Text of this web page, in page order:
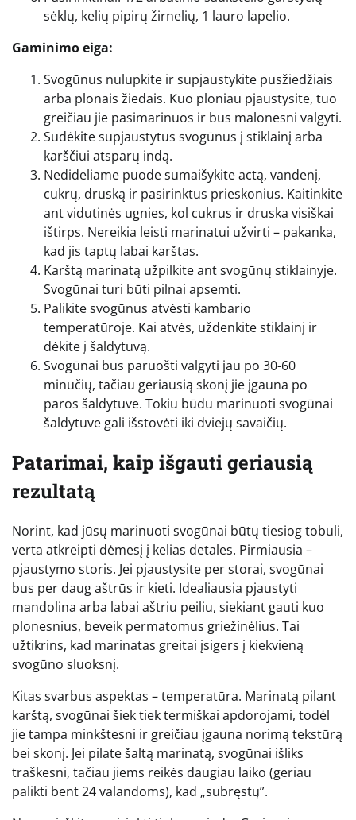
sėklų, kelių pipirų žirnelių, 1 lauro lapelio.
Gaminimo eiga:
Svogūnus nulupkite ir supjaustykite pusžiedžiais
arba plonais žiedais. Kuo ploniau pjaustysite, tuo
greičiau jie pasimarinuos ir bus malonesni valgyti.
Sudėkite supjaustytus svogūnus į stiklainį arba
karščiui atsparų indą.
Nedideliame puode sumaišykite actą, vandenį,
cukrų, druską ir pasirinktus prieskonius. Kaitinkite
ant vidutinės ugnies, kol cukrus ir druska visiškai
ištirps. Nereikia leisti marinatui užvirti – pakanka,
kad jis taptų labai karštas.
Karštą marinatą užpilkite ant svogūnų stiklainyje.
Svogūnai turi būti pilnai apsemti.
Palikite svogūnus atvėsti kambario
temperatūroje. Kai atvės, uždenkite stiklainį ir
dėkite į šaldytuvą.
Svogūnai bus paruošti valgyti jau po 30-60
minučių, tačiau geriausią skonį jie įgauna po
paros šaldytuve. Tokiu būdu marinuoti svogūnai
šaldytuve gali išstovėti iki dviejų savaičių.
Patarimai, kaip išgauti geriausią
rezultatą
Norint, kad jūsų marinuoti svogūnai būtų tiesiog tobuli,
verta atkreipti dėmesį į kelias detales. Pirmiausia –
pjaustymo storis. Jei pjaustysite per storai, svogūnai
bus per daug aštrūs ir kieti. Idealiausia pjaustyti
mandolina arba labai aštriu peiliu, siekiant gauti kuo
plonesnius, beveik permatomus griežinėlius. Tai
užtikrins, kad marinatas greitai įsigers į kiekvieną
svogūno sluoksnį.
Kitas svarbus aspektas – temperatūra. Marinatą pilant
karštą, svogūnai šiek tiek termiškai apdorojami, todėl
jie tampa minkštesni ir greičiau įgauna norimą tekstūrą
bei skonį. Jei pilate šaltą marinatą, svogūnai išliks
traškesni, tačiau jiems reikės daugiau laiko (geriau
palikti bent 24 valandoms), kad „subręstų”.